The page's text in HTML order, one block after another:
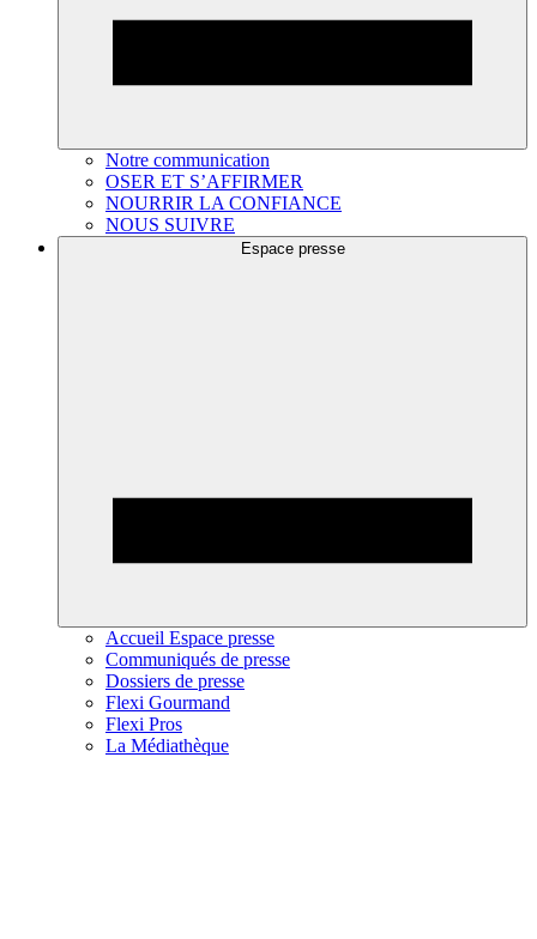
Notre communication
OSER ET S’AFFIRMER
NOURRIR LA CONFIANCE
NOUS SUIVRE
Espace presse
Accueil Espace presse
Communiqués de presse
Dossiers de presse
Flexi Gourmand
Flexi Pros
La Médiathèque